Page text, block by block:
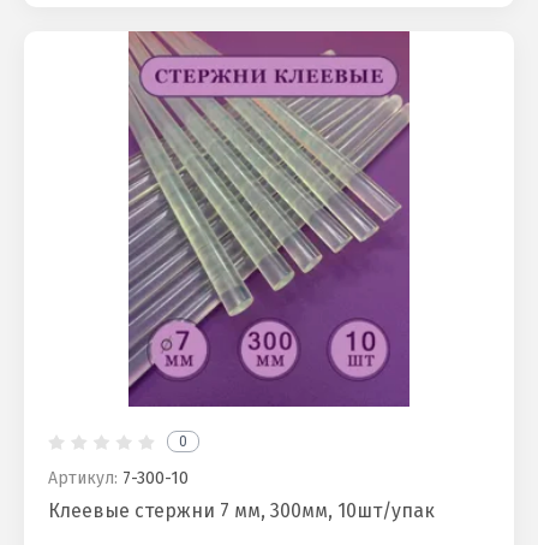
0
Артикул: 7-300-10
Клеевые стержни 7 мм, 300мм, 10шт/упак